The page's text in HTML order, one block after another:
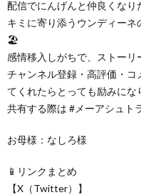
配信でにんげんと仲良くなり
キミに寄り添うウンディー
🏖️
感情移入しがちで、ストーリ
チャンネル登録・高評価・
てくれたらとっても励みにな
共有する際は #メーアシュト
お母様：なしろ様
📱リンクまとめ
【X（Twitter）】